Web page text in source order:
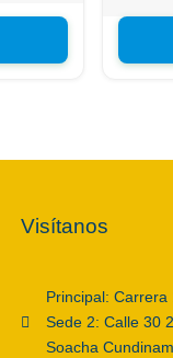
Visítanos
Principal: Carrera
Sede 2: Calle 30
Soacha